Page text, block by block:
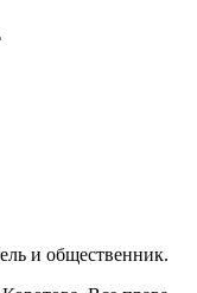
и общественник.